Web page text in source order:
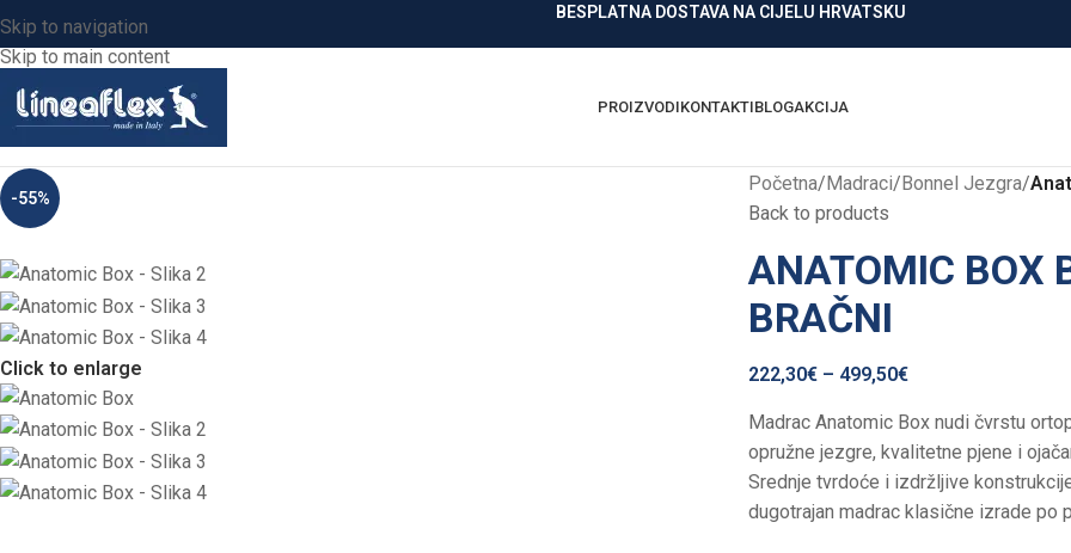
Skip to navigation
Skip to main content
BESPLATNA DOSTAVA NA CIJELU HRVATSKU
PROIZVODIKONTAKTIBLOGAKCIJA
-55%
Click to enlarge
Početna/Madraci/Bonnel Jezgra/
Back to products
ANATOMIC BOX
BRAČNI
222,30€ – 499,50€
Madrac Anatomic Box nudi čvrstu
opružne jezgre, kvalitetne pjene i
Srednje tvrdoće i izdržljive
dugotrajan madrac klasične izrade po